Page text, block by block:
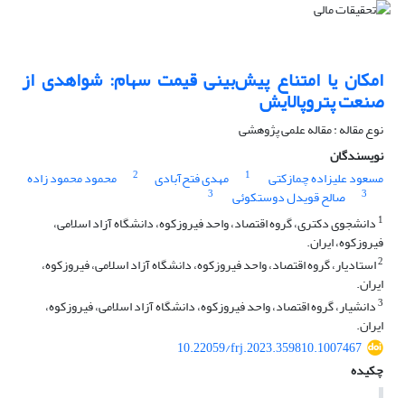
امکان یا امتناع پیش‌بینی قیمت سهام: شواهدی از
صنعت پتروپالایش
نوع مقاله : مقاله علمی پژوهشی
نویسندگان
مسعود علیزاده چمازکتی
1 مهدی فتح‌آبادی 2 محمود محمود زاده
3 صالح قویدل دوستکوئی
3
1 دانشجوی دکتری، گروه اقتصاد، واحد فیروزکوه، دانشگاه آزاد اسلامی،
فیروزکوه، ایران.
2استادیار، گروه اقتصاد، واحد فیروزکوه، دانشگاه آزاد اسلامی، فیروزکوه،
ایران.
3دانشیار، گروه اقتصاد، واحد فیروزکوه، دانشگاه آزاد اسلامی، فیروزکوه،
ایران.
10.22059/frj.2023.359810.1007467
چکیده